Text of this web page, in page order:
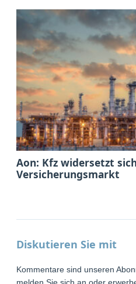
Aon: Kfz widersetzt
Versicherungsmarkt
Diskutieren Sie mit
Kommentare sind unseren